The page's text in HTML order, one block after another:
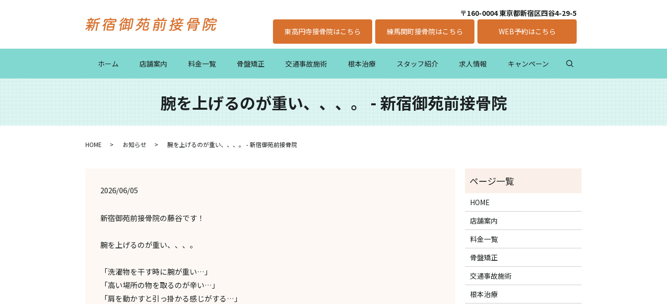
〒160-0004 東京都新宿区四谷4-29-5
東高円寺接骨院はこちら
練馬関町接骨院はこちら WEB予約はこちら
ホーム 店舗案内 料金一覧 骨盤矯正 交通事故施術 根本治療 スタッフ紹介 求人情報 キャンペーン
腕を上げるのが重い、、、。 - 新宿御苑前接骨院
HOME お知らせ 腕を上げるのが重い、、、。 - 新宿御苑前接骨院
2026/06/05
新宿御苑前接骨院の藤谷です！
腕を上げるのが重い、、、。
「洗濯物を干す時に腕が重い…」
「高い場所の物を取るのが辛い…」
「肩を動かすと引っ掛かる感じがする…」
HOME
店舗案内
料金一覧
骨盤矯正
交通事故施術
根本治療